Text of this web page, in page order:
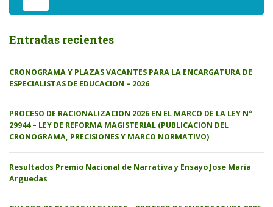
Entradas recientes
CRONOGRAMA Y PLAZAS VACANTES PARA LA ENCARGATURA DE
ESPECIALISTAS DE EDUCACION – 2026
PROCESO DE RACIONALIZACION 2026 EN EL MARCO DE LA LEY N°
29944 – LEY DE REFORMA MAGISTERIAL (PUBLICACION DEL
CRONOGRAMA, PRECISIONES Y MARCO NORMATIVO)
Resultados Premio Nacional de Narrativa y Ensayo Jose Maria
Arguedas